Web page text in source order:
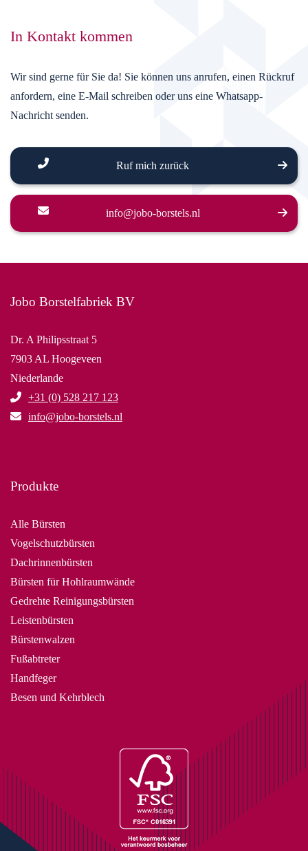
In Kontakt kommen
Wir sind gerne für Sie da! Sie können uns anrufen, einen Rückruf
anfordern, eine E-Mail schreiben oder uns eine Whatsapp-
Nachricht senden.
Ruf mich zurück
info@jobo-borstels.nl
Jobo Borstelfabriek BV
Dr. A Philipsstraat 5
7903 AL Hoogeveen
Niederlande
+31 (0) 528 217 123
info@jobo-borstels.nl
Produkte
Alle Bürsten
Vogelschutzbürsten
Dachrinnenbürsten
Bürsten für Hohlraumwände
Gedrehte Reinigungsbürsten
Leistenbürsten
Bürstenwalzen
Fußabtreter
Handfeger
Besen und Kehrblech